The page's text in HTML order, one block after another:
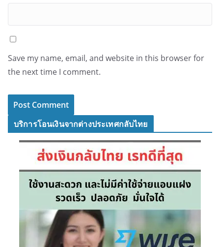
Save my name, email, and website in this browser for
the next time I comment.
บริการโอนเงินจากต่างประเทศกลับไทย